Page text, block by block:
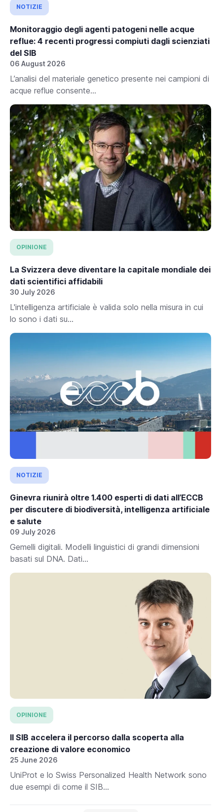
NOTIZIE
Monitoraggio degli agenti patogeni nelle acque
reflue: 4 recenti progressi compiuti dagli scienziati
del SIB
06 August 2026
L’analisi del materiale genetico presente nei campioni di
acque reflue consente...
OPINIONE
La Svizzera deve diventare la capitale mondiale dei
dati scientifici affidabili
30 July 2026
L'intelligenza artificiale è valida solo nella misura in cui
lo sono i dati su...
NOTIZIE
Ginevra riunirà oltre 1.400 esperti di dati all’ECCB
per discutere di biodiversità, intelligenza artificiale
e salute
09 July 2026
Gemelli digitali. Modelli linguistici di grandi dimensioni
basati sul DNA. Dati...
OPINIONE
Il SIB accelera il percorso dalla scoperta alla
creazione di valore economico
25 June 2026
UniProt e lo Swiss Personalized Health Network sono
due esempi di come il SIB...